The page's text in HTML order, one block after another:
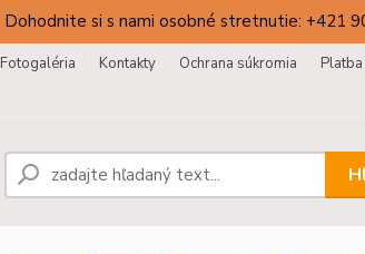
Dohodnite si s nami osobné stretnutie: +421
Fotogaléria Kontakty Ochrana súkromia